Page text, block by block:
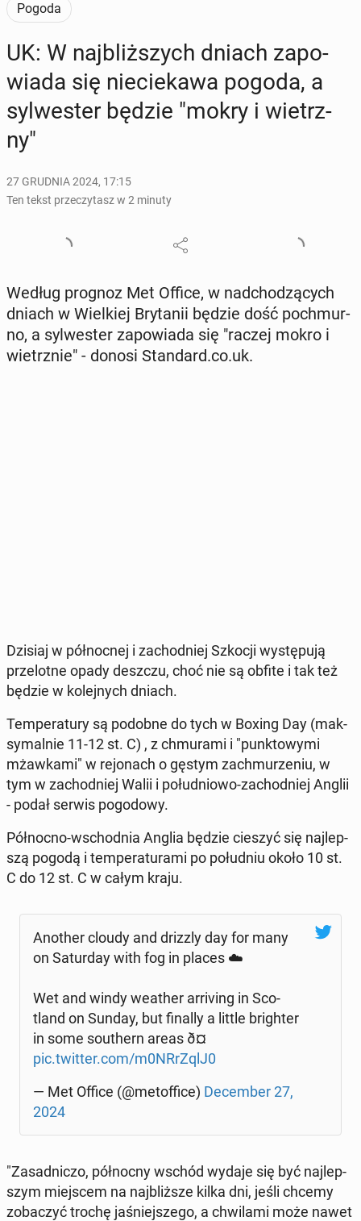
Pogoda
UK: W naj­bliż­szych dniach za­po­
wia­da się nie­cie­ka­wa pogoda, a
syl­we­ster będzie "mokry i wietrz­
ny"
27 GRUDNIA 2024, 17:15
Ten tekst przeczytasz w 2 minuty
Według prognoz Met Office, w nad­cho­dzą­cych
dniach w Wiel­kiej Bry­ta­nii będzie dość po­chmur­
no, a syl­we­ster za­po­wia­da się "raczej mokro i
wietrz­nie" - donosi Stan­dard.co.uk.
Dzisiaj w pół­noc­nej i za­chod­niej Szkocji wy­stę­pu­ją
prze­lot­ne opady deszczu, choć nie są obfite i tak też
będzie w ko­lej­nych dniach.
Tem­pe­ra­tu­ry są podobne do tych w Boxing Day (mak­
sy­mal­nie 11-12 st. C) , z chmu­ra­mi i "punk­to­wy­mi
mżaw­ka­mi" w re­jo­nach o gęstym za­chmu­rze­niu, w
tym w za­chod­niej Walii i po­łu­dnio­wo-za­chod­niej Anglii
- podał serwis po­go­do­wy.
Pół­noc­no-wschod­nia Anglia będzie cieszyć się naj­lep­
szą pogodą i tem­pe­ra­tu­ra­mi po po­łu­dniu około 10 st.
C do 12 st. C w całym kraju.
Another cloudy and drizzly day for many
on Sa­tur­day with fog in places ☁️
Wet and windy weather ar­ri­ving in Sco­
tland on Sunday, but finally a little bri­gh­ter
in some so­uthern areas ð¤️
pic.twitter.com/m0NRrZqlJ0
— Met Office (@me­tof­fi­ce) De­cem­ber 27,
2024
"Za­sad­ni­czo, pół­noc­ny wschód wydaje się być naj­lep­
szym miej­scem na naj­bliż­sze kilka dni, jeśli chcemy
zo­ba­czyć trochę ja­śniej­sze­go, a chwi­la­mi może nawet